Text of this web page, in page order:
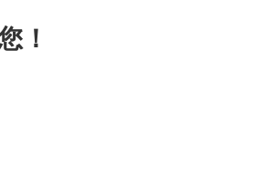
！